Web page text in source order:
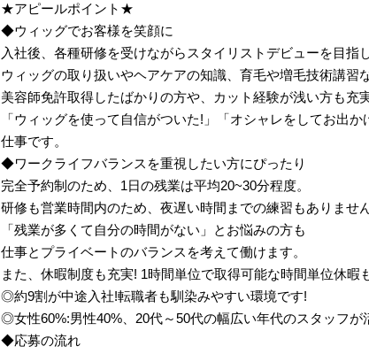
★アピールポイント★
◆ウィッグでお客様を笑顔に
入社後、各種研修を受けながらスタイリストデビューを目指
ウィッグの取り扱いやヘアケアの知識、育毛や増毛技術講習
美容師免許取得したばかりの方や、カット経験が浅い方も充
「ウィッグを使って自信がついた!」「オシャレをしてお出
仕事です。
◆ワークライフバランスを重視したい方にぴったり
完全予約制のため、1日の残業は平均20~30分程度。
研修も営業時間内のため、夜遅い時間までの練習もありません
「残業が多くて自分の時間がない」とお悩みの方も
仕事とプライベートのバランスを考えて働けます。
また、休暇制度も充実! 1時間単位で取得可能な時間単位休暇
◎約9割が中途入社!転職者も馴染みやすい環境です!
◎女性60%:男性40%、20代～50代の幅広い年代のスタッフが
◆応募の流れ